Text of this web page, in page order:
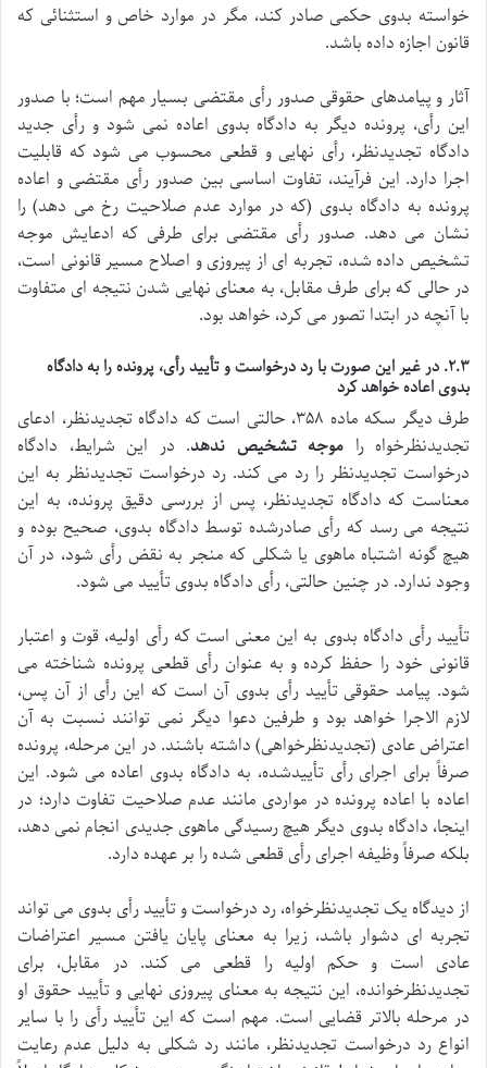
خواسته بدوی حکمی صادر کند، مگر در موارد خاص و استثنائی که
قانون اجازه داده باشد.
آثار و پیامدهای حقوقی صدور رأی مقتضی بسیار مهم است؛ با صدور
این رأی، پرونده دیگر به دادگاه بدوی اعاده نمی شود و رأی جدید
دادگاه تجدیدنظر، رأی نهایی و قطعی محسوب می شود که قابلیت
اجرا دارد. این فرآیند، تفاوت اساسی بین صدور رأی مقتضی و اعاده
پرونده به دادگاه بدوی (که در موارد عدم صلاحیت رخ می دهد) را
نشان می دهد. صدور رأی مقتضی برای طرفی که ادعایش موجه
تشخیص داده شده، تجربه ای از پیروزی و اصلاح مسیر قانونی است،
در حالی که برای طرف مقابل، به معنای نهایی شدن نتیجه ای متفاوت
با آنچه در ابتدا تصور می کرد، خواهد بود.
۲.۳. در غیر این صورت با رد درخواست و تأیید رأی، پرونده را به دادگاه
بدوی اعاده خواهد کرد
طرف دیگر سکه ماده ۳۵۸، حالتی است که دادگاه تجدیدنظر، ادعای
تجدیدنظرخواه را موجه تشخیص ندهد. در این شرایط، دادگاه
درخواست تجدیدنظر را رد می کند. رد درخواست تجدیدنظر به این
معناست که دادگاه تجدیدنظر، پس از بررسی دقیق پرونده، به این
نتیجه می رسد که رأی صادرشده توسط دادگاه بدوی، صحیح بوده و
هیچ گونه اشتباه ماهوی یا شکلی که منجر به نقض رأی شود، در آن
وجود ندارد. در چنین حالتی، رأی دادگاه بدوی تأیید می شود.
تأیید رأی دادگاه بدوی به این معنی است که رأی اولیه، قوت و اعتبار
قانونی خود را حفظ کرده و به عنوان رأی قطعی پرونده شناخته می
شود. پیامد حقوقی تأیید رأی بدوی آن است که این رأی از آن پس،
لازم الاجرا خواهد بود و طرفین دعوا دیگر نمی توانند نسبت به آن
اعتراض عادی (تجدیدنظرخواهی) داشته باشند. در این مرحله، پرونده
صرفاً برای اجرای رأی تأییدشده، به دادگاه بدوی اعاده می شود. این
اعاده با اعاده پرونده در مواردی مانند عدم صلاحیت تفاوت دارد؛ در
اینجا، دادگاه بدوی دیگر هیچ رسیدگی ماهوی جدیدی انجام نمی دهد،
بلکه صرفاً وظیفه اجرای رأی قطعی شده را بر عهده دارد.
از دیدگاه یک تجدیدنظرخواه، رد درخواست و تأیید رأی بدوی می تواند
تجربه ای دشوار باشد، زیرا به معنای پایان یافتن مسیر اعتراضات
عادی است و حکم اولیه را قطعی می کند. در مقابل، برای
تجدیدنظرخوانده، این نتیجه به معنای پیروزی نهایی و تأیید حقوق او
در مرحله بالاتر قضایی است. مهم است که این تأیید رأی را با سایر
انواع رد درخواست تجدیدنظر، مانند رد شکلی به دلیل عدم رعایت